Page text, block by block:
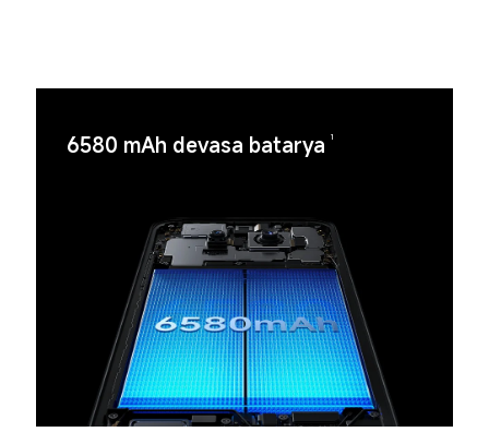
6580 mAh devasa batarya 1